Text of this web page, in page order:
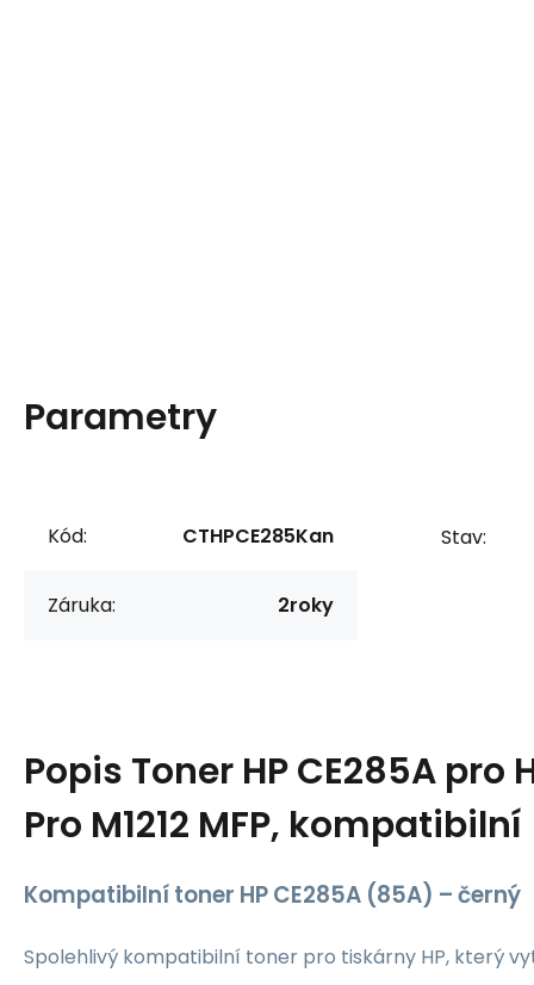
Parametry
Kód: CTHPCE285Kan
Záruka: 2roky
Stav:
Popis Toner HP CE285A pro
Pro M1212 MFP, kompatibilní
Kompatibilní toner HP CE285A (85A) – černý
Spolehlivý kompatibilní toner pro tiskárny HP, který